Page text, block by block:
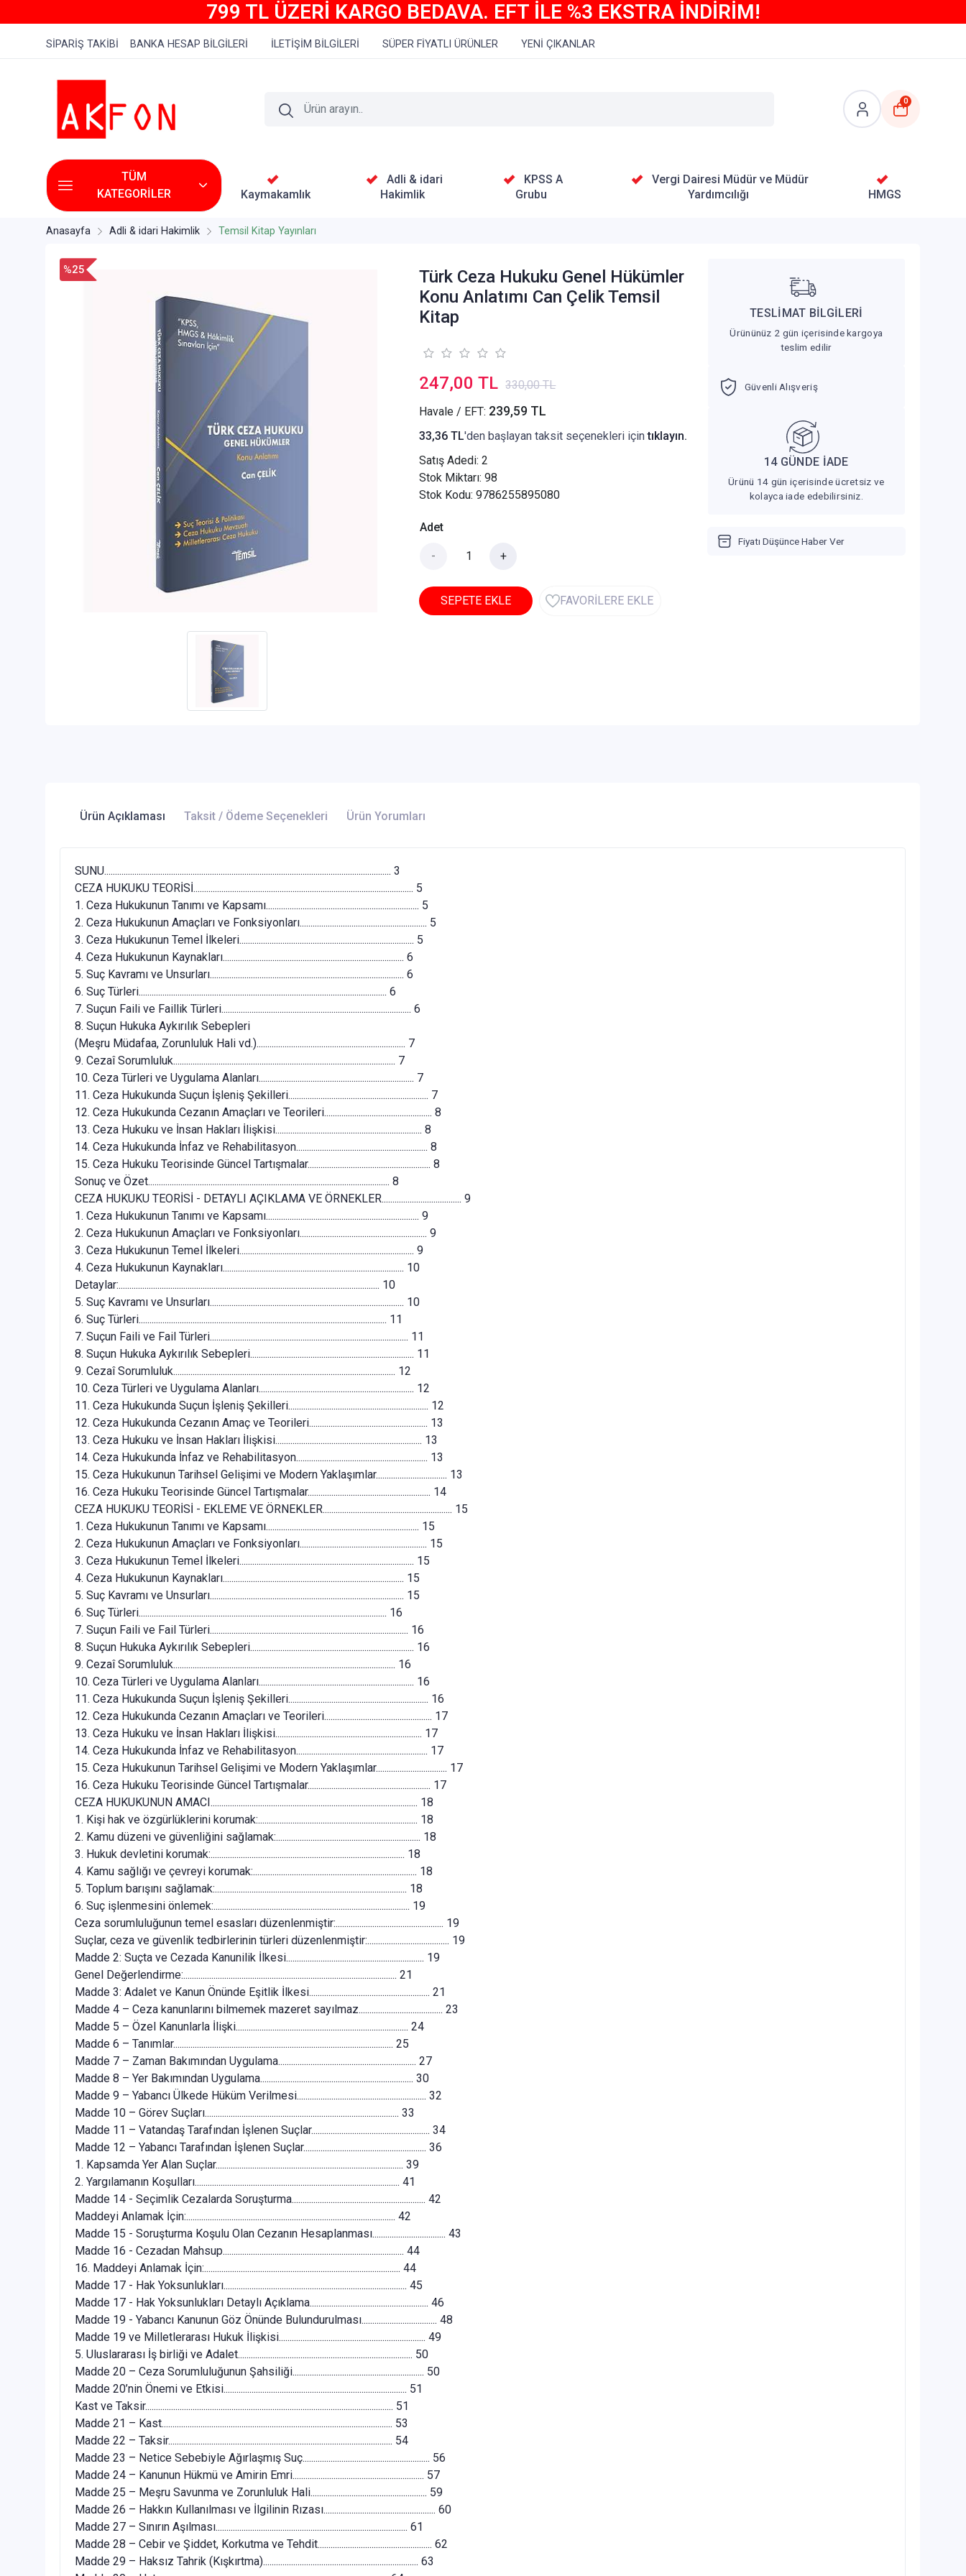
799 TL ÜZERİ KARGO BEDAVA. EFT İLE %3 EKSTRA İNDİRİM!
SİPARİŞ TAKİBİ BANKA HESAP BİLGİLERİ İLETİŞİM BİLGİLERİ SÜPER FİYATLI ÜRÜNLER YENİ ÇIKANLAR
0
TÜM
KATEGORİLER
Kaymakamlık
Adli & idari
Hakimlik
KPSS A
Grubu
Vergi Dairesi Müdür ve Müdür
Yardımcılığı
HMGS
Anasayfa Adli & idari Hakimlik Temsil Kitap Yayınları
%25
Türk Ceza Hukuku Genel Hükümler
Konu Anlatımı Can Çelik Temsil
Kitap
247,00 TL 330,00 TL
Havale / EFT: 239,59 TL
33,36 TL'den başlayan taksit seçenekleri içintıklayın.
Satış Adedi:2
Stok Miktarı: 98
Stok Kodu: 9786255895080
Adet
- +
SEPETE EKLE FAVORİLERE EKLE
TESLİMAT BİLGİLERİ
Ürününüz 2 gün içerisinde kargoya
teslim edilir
Güvenli Alışveriş
14 GÜNDE İADE
Ürünü 14 gün içerisinde ücretsiz ve
kolayca iade edebilirsiniz.
Fiyatı Düşünce Haber Ver
Ürün Açıklaması Taksit / Ödeme Seçenekleri Ürün Yorumları
SUNU..................................................................................................................................... 3
CEZA HUKUKU TEORİSİ...................................................................................................... 5
1. Ceza Hukukunun Tanımı ve Kapsamı....................................................................... 5
2. Ceza Hukukunun Amaçları ve Fonksiyonları........................................................... 5
3. Ceza Hukukunun Temel İlkeleri................................................................................. 5
4. Ceza Hukukunun Kaynakları.................................................................................... 6
5. Suç Kavramı ve Unsurları.......................................................................................... 6
6. Suç Türleri................................................................................................................... 6
7. Suçun Faili ve Faillik Türleri........................................................................................ 6
8. Suçun Hukuka Aykırılık Sebepleri
(Meşru Müdafaa, Zorunluluk Hali vd.)..................................................................... 7
9. Cezaî Sorumluluk....................................................................................................... 7
10. Ceza Türleri ve Uygulama Alanları........................................................................ 7
11. Ceza Hukukunda Suçun İşleniş Şekilleri................................................................. 7
12. Ceza Hukukunda Cezanın Amaçları ve Teorileri.................................................. 8
13. Ceza Hukuku ve İnsan Hakları İlişkisi.................................................................... 8
14. Ceza Hukukunda İnfaz ve Rehabilitasyon............................................................. 8
15. Ceza Hukuku Teorisinde Güncel Tartışmalar......................................................... 8
Sonuç ve Özet................................................................................................................ 8
CEZA HUKUKU TEORİSİ - DETAYLI AÇIKLAMA VE ÖRNEKLER..................................... 9
1. Ceza Hukukunun Tanımı ve Kapsamı....................................................................... 9
2. Ceza Hukukunun Amaçları ve Fonksiyonları........................................................... 9
3. Ceza Hukukunun Temel İlkeleri................................................................................. 9
4. Ceza Hukukunun Kaynakları.................................................................................... 10
Detaylar:......................................................................................................................... 10
5. Suç Kavramı ve Unsurları.......................................................................................... 10
6. Suç Türleri................................................................................................................... 11
7. Suçun Faili ve Fail Türleri............................................................................................ 11
8. Suçun Hukuka Aykırılık Sebepleri............................................................................ 11
9. Cezaî Sorumluluk....................................................................................................... 12
10. Ceza Türleri ve Uygulama Alanları........................................................................ 12
11. Ceza Hukukunda Suçun İşleniş Şekilleri................................................................. 12
12. Ceza Hukukunda Cezanın Amaç ve Teorileri....................................................... 13
13. Ceza Hukuku ve İnsan Hakları İlişkisi.................................................................... 13
14. Ceza Hukukunda İnfaz ve Rehabilitasyon............................................................. 13
15. Ceza Hukukunun Tarihsel Gelişimi ve Modern Yaklaşımlar................................. 13
16. Ceza Hukuku Teorisinde Güncel Tartışmalar......................................................... 14
CEZA HUKUKU TEORİSİ - EKLEME VE ÖRNEKLER............................................................ 15
1. Ceza Hukukunun Tanımı ve Kapsamı....................................................................... 15
2. Ceza Hukukunun Amaçları ve Fonksiyonları........................................................... 15
3. Ceza Hukukunun Temel İlkeleri................................................................................. 15
4. Ceza Hukukunun Kaynakları.................................................................................... 15
5. Suç Kavramı ve Unsurları.......................................................................................... 15
6. Suç Türleri................................................................................................................... 16
7. Suçun Faili ve Fail Türleri............................................................................................ 16
8. Suçun Hukuka Aykırılık Sebepleri............................................................................ 16
9. Cezaî Sorumluluk....................................................................................................... 16
10. Ceza Türleri ve Uygulama Alanları........................................................................ 16
11. Ceza Hukukunda Suçun İşleniş Şekilleri................................................................. 16
12. Ceza Hukukunda Cezanın Amaçları ve Teorileri.................................................. 17
13. Ceza Hukuku ve İnsan Hakları İlişkisi.................................................................... 17
14. Ceza Hukukunda İnfaz ve Rehabilitasyon............................................................. 17
15. Ceza Hukukunun Tarihsel Gelişimi ve Modern Yaklaşımlar................................. 17
16. Ceza Hukuku Teorisinde Güncel Tartışmalar......................................................... 17
CEZA HUKUKUNUN AMACI................................................................................................ 18
1. Kişi hak ve özgürlüklerini korumak:.......................................................................... 18
2. Kamu düzeni ve güvenliğini sağlamak:................................................................... 18
3. Hukuk devletini korumak:.......................................................................................... 18
4. Kamu sağlığı ve çevreyi korumak:............................................................................ 18
5. Toplum barışını sağlamak:......................................................................................... 18
6. Suç işlenmesini önlemek:........................................................................................... 19
Ceza sorumluluğunun temel esasları düzenlenmiştir:.................................................. 19
Suçlar, ceza ve güvenlik tedbirlerinin türleri düzenlenmiştir:...................................... 19
Madde 2: Suçta ve Cezada Kanunilik İlkesi................................................................ 19
Genel Değerlendirme:................................................................................................... 21
Madde 3: Adalet ve Kanun Önünde Eşitlik İlkesi........................................................ 21
Madde 4 – Ceza kanunlarını bilmemek mazeret sayılmaz....................................... 23
Madde 5 – Özel Kanunlarla İlişki................................................................................ 24
Madde 6 – Tanımlar...................................................................................................... 25
Madde 7 – Zaman Bakımından Uygulama................................................................ 27
Madde 8 – Yer Bakımından Uygulama....................................................................... 30
Madde 9 – Yabancı Ülkede Hüküm Verilmesi............................................................ 32
Madde 10 – Görev Suçları.......................................................................................... 33
Madde 11 – Vatandaş Tarafından İşlenen Suçlar....................................................... 34
Madde 12 – Yabancı Tarafından İşlenen Suçlar......................................................... 36
1. Kapsamda Yer Alan Suçlar....................................................................................... 39
2. Yargılamanın Koşulları............................................................................................... 41
Madde 14 - Seçimlik Cezalarda Soruşturma.............................................................. 42
Maddeyi Anlamak İçin:................................................................................................. 42
Madde 15 - Soruşturma Koşulu Olan Cezanın Hesaplanması.................................. 43
Madde 16 - Cezadan Mahsup.................................................................................... 44
16. Maddeyi Anlamak İçin:........................................................................................... 44
Madde 17 - Hak Yoksunlukları..................................................................................... 45
Madde 17 - Hak Yoksunlukları Detaylı Açıklama....................................................... 46
Madde 19 - Yabancı Kanunun Göz Önünde Bulundurulması................................... 48
Madde 19 ve Milletlerarası Hukuk İlişkisi.................................................................... 49
5. Uluslararası İş birliği ve Adalet................................................................................. 50
Madde 20 – Ceza Sorumluluğunun Şahsiliği............................................................. 50
Madde 20’nin Önemi ve Etkisi..................................................................................... 51
Kast ve Taksir................................................................................................................... 51
Madde 21 – Kast........................................................................................................... 53
Madde 22 – Taksir........................................................................................................ 54
Madde 23 – Netice Sebebiyle Ağırlaşmış Suç........................................................... 56
Madde 24 – Kanunun Hükmü ve Amirin Emri............................................................. 57
Madde 25 – Meşru Savunma ve Zorunluluk Hali...................................................... 59
Madde 26 – Hakkın Kullanılması ve İlgilinin Rızası.................................................... 60
Madde 27 – Sınırın Aşılması......................................................................................... 61
Madde 28 – Cebir ve Şiddet, Korkutma ve Tehdit..................................................... 62
Madde 29 – Haksız Tahrik (Kışkırtma)........................................................................ 63